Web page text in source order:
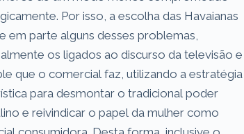
Por isso, a escolha das Havaianas
em parte alguns desses problemas,
os ligados ao discurso da televisão e
que o comercial faz, utilizando a estratégia
para desmontar o tradicional poder
e reivindicar o papel da mulher como